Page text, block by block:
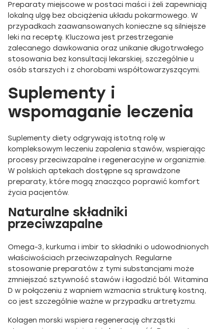
Preparaty miejscowe w postaci maści i żeli zapewniają
lokalną ulgę bez obciążenia układu pokarmowego. W
przypadkach zaawansowanych konieczne są silniejsze
leki na receptę. Kluczowa jest przestrzeganie
zalecanego dawkowania oraz unikanie długotrwałego
stosowania bez konsultacji lekarskiej, szczególnie u
osób starszych i z chorobami współtowarzyszącymi.
Suplementy i
wspomaganie leczenia
Suplementy diety odgrywają istotną rolę w
kompleksowym leczeniu zapalenia stawów, wspierając
procesy przeciwzapalne i regeneracyjne w organizmie.
W polskich aptekach dostępne są sprawdzone
preparaty, które mogą znacząco poprawić komfort
życia pacjentów.
Naturalne składniki
przeciwzapalne
Omega-3, kurkuma i imbir to składniki o udowodnionych
właściwościach przeciwzapalnych. Regularne
stosowanie preparatów z tymi substancjami może
zmniejszać sztywność stawów i łagodzić ból. Witamina
D w połączeniu z wapniem wzmacnia strukturę kostną,
co jest szczególnie ważne w przypadku artretyzmu.
Kolagen morski wspiera regenerację chrząstki